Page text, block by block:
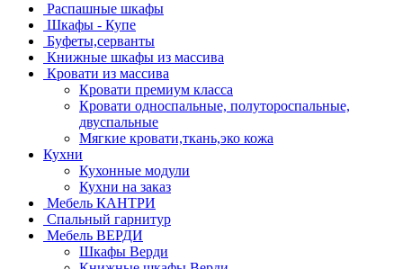
Распашные шкафы
Шкафы - Купе
Буфеты,серванты
Книжные шкафы из массива
Кровати из массива
Кровати премиум класса
Кровати односпальные, полутороспальные,
двуспальные
Мягкие кровати,ткань,эко кожа
Кухни
Кухонные модули
Кухни на заказ
Мебель КАНТРИ
Спальный гарнитур
Мебель ВЕРДИ
Шкафы Верди